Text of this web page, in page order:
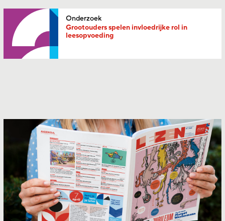
Onderzoek
Grootouders spelen invloedrijke rol in
leesopvoeding